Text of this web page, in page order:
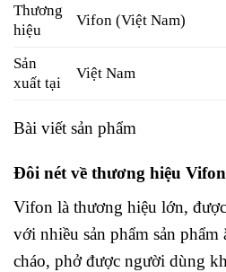
Thương
hiệu
Vifon (Việt Nam)
Sản
xuất tại
Việt Nam
Bài viết sản phẩm
Đôi nét về thương hiệu Vifon
Vifon là thương hiệu lớn,
với nhiều sản phẩm sản
cháo, phở được người dùng